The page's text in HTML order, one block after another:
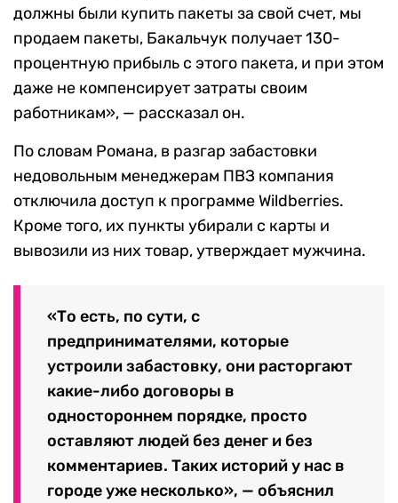
должны были купить пакеты за свой счет, мы
продаем пакеты, Бакальчук получает 130-
процентную прибыль с этого пакета, и при этом
даже не компенсирует затраты своим
работникам», — рассказал он.
По словам Романа, в разгар забастовки
недовольным менеджерам ПВЗ компания
отключила доступ к программе Wildberries.
Кроме того, их пункты убирали с карты и
вывозили из них товар, утверждает мужчина.
«То есть, по сути, с
предпринимателями, которые
устроили забастовку, они расторгают
какие-либо договоры в
одностороннем порядке, просто
оставляют людей без денег и без
комментариев. Таких историй у нас в
городе уже несколько», — объяснил